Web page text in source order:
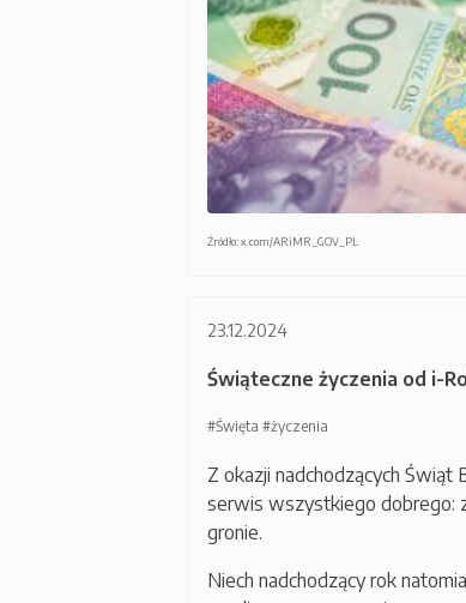
Źródło: x.com/ARiMR_GOV_PL
23.12.2024
Świąteczne życzenia od i-
#Święta #życzenia
Z okazji nadchodzących Świąt
serwis wszystkiego dobrego:
gronie.
Niech nadchodzący rok